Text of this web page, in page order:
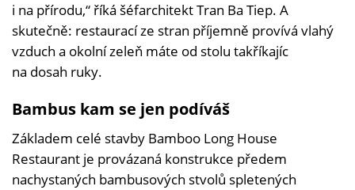
i na přírodu,“ říká šéfarchitekt Tran Ba Tiep. A
skutečně: restaurací ze stran příjemně provívá vlahý
vzduch a okolní zeleň máte od stolu takříkajíc
na dosah ruky.
Bambus kam se jen podíváš
Základem celé stavby Bamboo Long House
Restaurant je provázaná konstrukce předem
nachystaných bambusových stvolů spletených